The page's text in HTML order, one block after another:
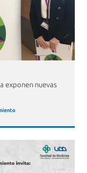
exponen nuevas